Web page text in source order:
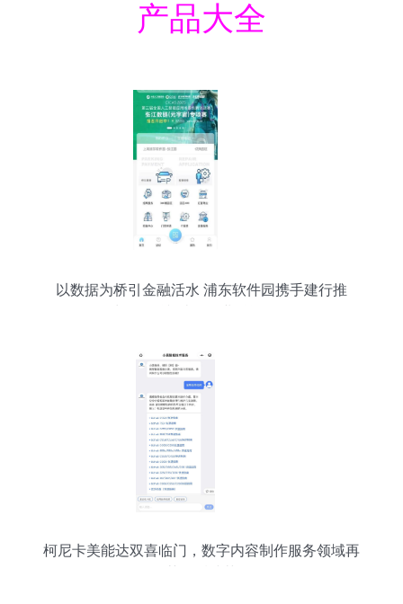
产品大全
以数据为桥引金融活水 浦东软件园携手建行推
柯尼卡美能达双喜临门，数字内容制作服务领域再